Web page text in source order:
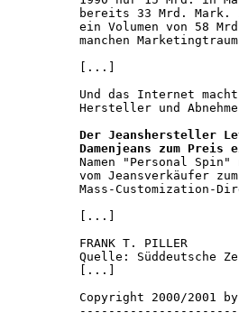
bereits 33 Mrd. Mark.
ein Volumen von 58
manchen
[...]
Und das Internet
Hersteller und
Der Jeanshersteller
Damenjeans zum Preis
Namen "Personal Spin"
vom Jeansverkäufer
Mass-Customization-
[...]
FRANK T. PILLER
Quelle: Süddeutsche
[...]
Copyright 2000/2001